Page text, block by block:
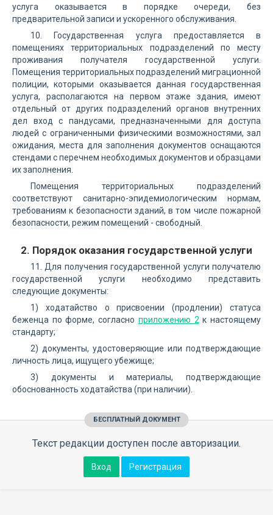
услуга оказывается в порядке очереди, без
предварительной записи и ускоренного обслуживания.
10. Государственная услуга предоставляется в
помещениях территориальных подразделений по месту
проживания получателя государственной услуги.
Помещения территориальных подразделений миграционной
полиции, которыми оказывается данная государственная
услуга, располагаются на первом этаже здания, имеют
отдельный от других подразделений органов внутренних
дел вход с пандусами, предназначенными для доступа
людей с ограниченными физическими возможностями, зал
ожидания, места для заполнения документов оснащаются
стендами с перечнем необходимых документов и образцами
их заполнения.
Помещения территориальных подразделений
соответствуют санитарно-эпидемиологическим нормам,
требованиям к безопасности зданий, в том числе пожарной
безопасности, режим помещений - свободный.
2. Порядок оказания государственной услуги
11. Для получения государственной услуги получателю
государственной услуги необходимо представить
следующие документы:
1) ходатайство о присвоении (продлении) статуса
беженца по форме, согласно приложению 2 к настоящему
стандарту;
2) документы, удостоверяющие или подтверждающие
личность лица, ищущего убежище;
3) документы и материалы, подтверждающие
обоснованность ходатайства (при наличии).
БЕСПЛАТНЫЙ ДОКУМЕНТ
Текст редакции доступен после авторизации.
Вход Регистрация